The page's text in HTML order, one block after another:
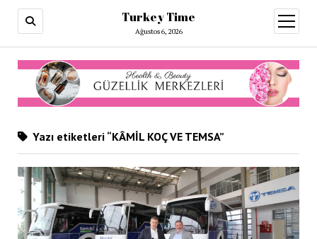
Turkey Time
Ağustos 6, 2026
aç
Yazı etiketleri “KÂMİL KOÇ VE TEMSA”